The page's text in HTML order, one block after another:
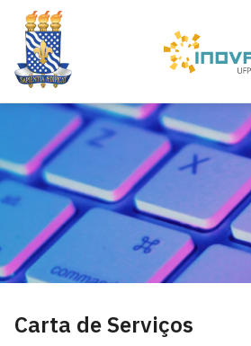
Carta de Serviços